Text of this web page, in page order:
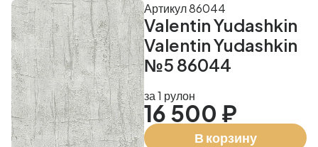
Valentin Yudashkin
Valentin Yudashkin
№5 86044
Артикул 86044
за 1 рулон
16 500 ₽
В корзину